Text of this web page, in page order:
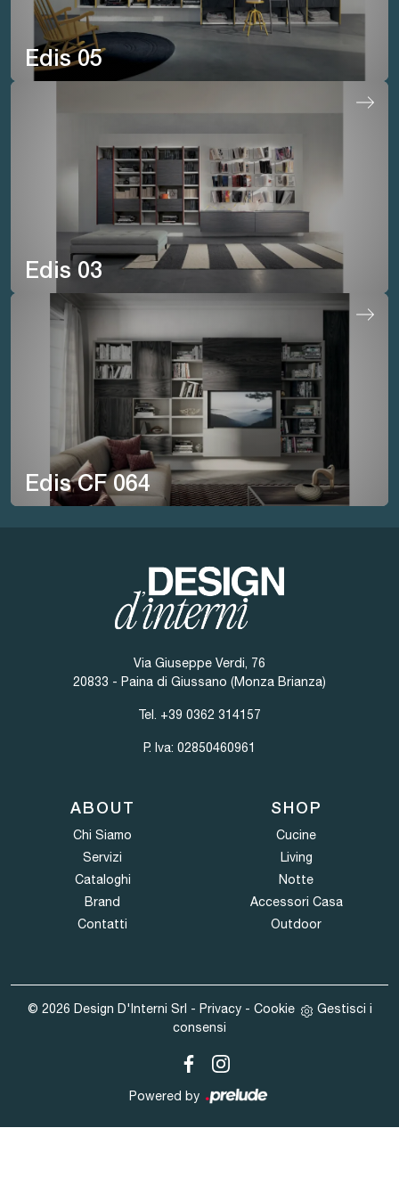
Edis 05
Edis 03
Edis CF 064
Via Giuseppe Verdi, 76
20833 - Paina di Giussano (Monza Brianza)
Tel. +39 0362 314157
P. Iva: 02850460961
ABOUT
Chi Siamo
Servizi
Cataloghi
Brand
Contatti
SHOP
Cucine
Living
Notte
Accessori Casa
Outdoor
© 2026 Design D'Interni Srl - Privacy- Cookie
Gestisci i
consensi
Powered by